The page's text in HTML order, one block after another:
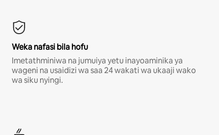
Weka nafasi bila hofu
Imetathminiwa na jumuiya yetu inayoaminika ya
wageni na usaidizi wa saa 24 wakati wa ukaaji wako
wa siku nyingi.